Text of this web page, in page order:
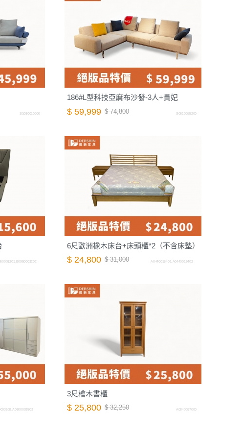
S1080010000
186#L型科技亞麻布沙發-3人+貴妃
$ 59,999 $ 74,800 S0610015200
6尺歐洲橡木床台+床頭櫃*2（不含床墊）
$ 24,800 $ 31,000 A0440015401.A0440015402
3尺檜木書櫃
$ 25,800 $ 32,250 A0840017000